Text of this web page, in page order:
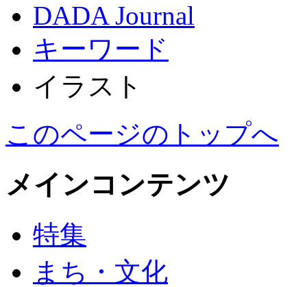
DADA Journal
キーワード
イラスト
このページのトップへ
メインコンテンツ
特集
まち・文化